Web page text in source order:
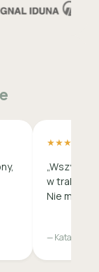
★★★★★
w trakcie
Nie
— Katarzyna